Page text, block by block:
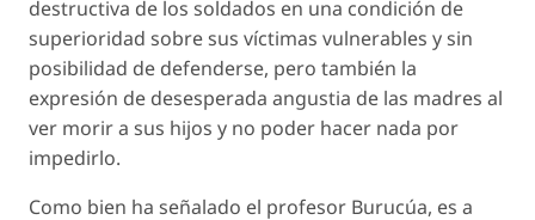
destructiva de los soldados en una condición de
superioridad sobre sus víctimas vulnerables y sin
posibilidad de defenderse, pero también la
expresión de desesperada angustia de las madres al
ver morir a sus hijos y no poder hacer nada por
impedirlo.
Como bien ha señalado el profesor Burucúa, es a